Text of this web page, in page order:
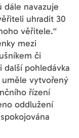
dále navazuje
uhradit 30
věřitele.“
mezi
či
další pohledávka
uměle vytvořený
řízení
oddlužení